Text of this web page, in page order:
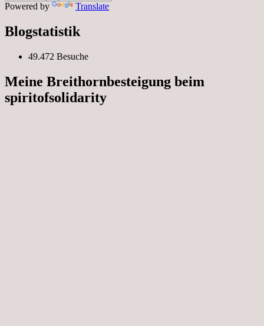
Powered by
Translate
Blogstatistik
49.472 Besuche
Meine Breithornbesteigung beim
spiritofsolidarity